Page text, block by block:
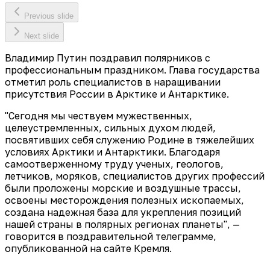
Previous slide
Next slide
Владимир Путин поздравил полярников с
профессиональным праздником. Глава государства
отметил роль специалистов в наращивании
присутствия России в Арктике и Антарктике.
"Сегодня мы чествуем мужественных,
целеустремленных, сильных духом людей,
посвятивших себя служению Родине в тяжелейших
условиях Арктики и Антарктики. Благодаря
самоотверженному труду ученых, геологов,
летчиков, моряков, специалистов других профессий
были проложены морские и воздушные трассы,
освоены месторождения полезных ископаемых,
создана надежная база для укрепления позиций
нашей страны в полярных регионах планеты", —
говорится в поздравительной телеграмме,
опубликованной на сайте Кремля.